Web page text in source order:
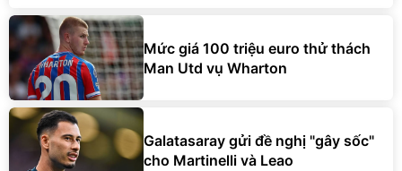
Mức giá 100 triệu euro thử thách
Man Utd vụ Wharton
Galatasaray gửi đề nghị "gây sốc"
cho Martinelli và Leao